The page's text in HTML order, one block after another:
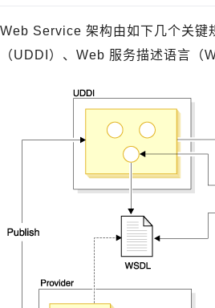
Web Service 架构由如下几个关键
（UDDI）、Web 服务描述语言（